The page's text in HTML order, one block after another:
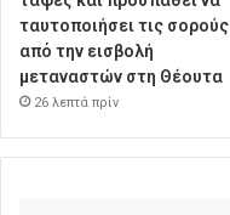
ταυτοποιήσει τις σορούς
από την εισβολή
μεταναστών στη Θέουτα
26 λεπτά πρίν